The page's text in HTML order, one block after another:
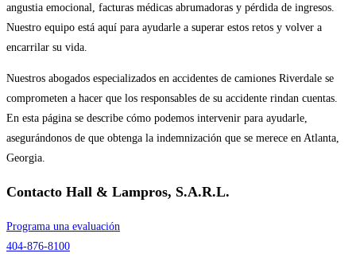
angustia emocional, facturas médicas abrumadoras y pérdida de ingresos.
Nuestro equipo está aquí para ayudarle a superar estos retos y volver a
encarrilar su vida.
Nuestros abogados especializados en accidentes de camiones Riverdale se
comprometen a hacer que los responsables de su accidente rindan cuentas.
En esta página se describe cómo podemos intervenir para ayudarle,
asegurándonos de que obtenga la indemnización que se merece en Atlanta,
Georgia.
Contacto Hall & Lampros, S.A.R.L.
Programa una evaluación
404-876-8100